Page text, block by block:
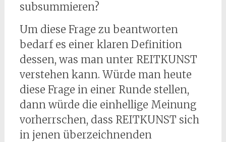
subsummieren?
Um diese Frage zu beantworten
bedarf es einer klaren Definition
dessen, was man unter REITKUNST
verstehen kann. Würde man heute
diese Frage in einer Runde stellen,
dann würde die einhellige Meinung
vorherrschen, dass REITKUNST sich
in jenen überzeichnenden